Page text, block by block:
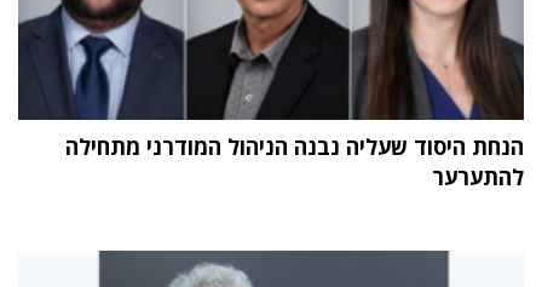
הנחת היסוד שעליה נבנה הניהול המודרני מתחילה
להתערער